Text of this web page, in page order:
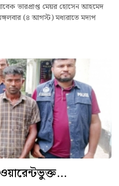
ভারপ্রাপ্ত মেয়র হোসেন আহমেদ
(৪ আগস্ট) মধ্যরাতে মদ্যপ